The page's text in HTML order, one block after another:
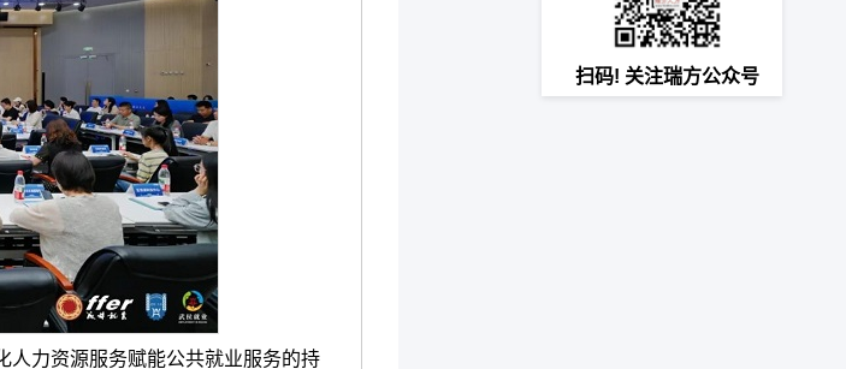
力资源服务赋能公共就业服务的持
扫码! 关注瑞方公众号